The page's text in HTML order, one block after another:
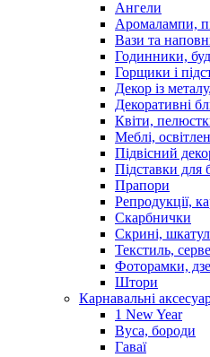
Ангели
Аромалампи,
Вази та
Годинники,
Горщики і
Декор із
Декоративні
Квіти,
Меблі,
Підвісний
Підставки для
Прапори
Репродукції,
Скарбнички
Скрині,
Текстиль,
Фоторамки,
Штори
Карнавальні
1 New Year
Вуса, бороди
Гаваї